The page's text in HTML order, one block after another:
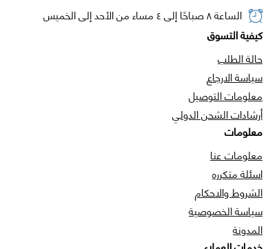
الساعة ٨ صباحًا إلى ٤ مساء من الأحد إلى الخميس
كيفية التسوق
حالة الطلب
سياسة الارجاع
معلومات التوصيل
أرشادات الشحن الدولي
معلومات
معلومات عنا
اسئلة متكرره
الشروط والاحكام
سياسة الخصوصية
المدونة